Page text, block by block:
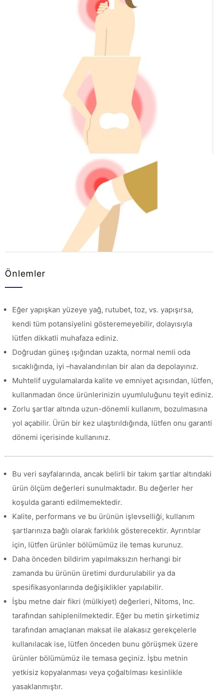
Önlemler
Eğer yapışkan yüzeye yağ, rutubet, toz, vs. yapışırsa,
kendi tüm potansiyelini gösteremeyebilir, dolayısıyla
lütfen dikkatli muhafaza ediniz.
Doğrudan güneş ışığından uzakta, normal nemli oda
sıcaklığında, iyi –havalandırılan bir alan da depolayınız.
Muhtelif uygulamalarda kalite ve emniyet açısından, lütfen,
kullanmadan önce ürünlerinizin uyumluluğunu teyit ediniz.
Zorlu şartlar altında uzun-dönemli kullanım, bozulmasına
yol açabilir. Ürün bir kez ulaştırıldığında, lütfen onu garanti
dönemi içerisinde kullanınız.
Bu veri sayfalarında, ancak belirli bir takım şartlar altındaki
ürün ölçüm değerleri sunulmaktadır. Bu değerler her
koşulda garanti edilmemektedir.
Kalite, performans ve bu ürünün işlevselliği, kullanım
şartlarınıza bağlı olarak farklılık gösterecektir. Ayrıntılar
için, lütfen ürünler bölümümüz ile temas kurunuz.
Daha önceden bildirim yapılmaksızın herhangi bir
zamanda bu ürünün üretimi durdurulabilir ya da
spesifikasyonlarında değişiklikler yapılabilir.
İşbu metne dair fikri (mülkiyet) değerleri, Nitoms, Inc.
tarafından sahiplenilmektedir. Eğer bu metin şirketimiz
tarafından amaçlanan maksat ile alakasız gerekçelerle
kullanılacak ise, lütfen önceden bunu görüşmek üzere
ürünler bölümümüz ile temasa geçiniz. İşbu metnin
yetkisiz kopyalanması veya çoğaltılması kesinlikle
yasaklanmıştır.